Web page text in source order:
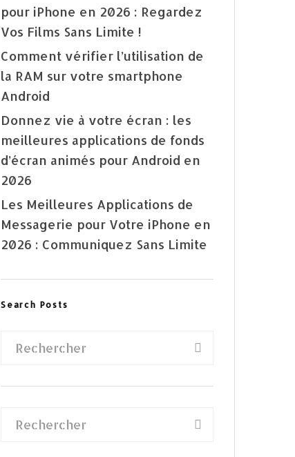
pour iPhone en 2026 : Regardez
Vos Films Sans Limite !
Comment vérifier l’utilisation de
la RAM sur votre smartphone
Android
Donnez vie à votre écran : les
meilleures applications de fonds
d’écran animés pour Android en
2026
Les Meilleures Applications de
Messagerie pour Votre iPhone en
2026 : Communiquez Sans Limite
Search Posts